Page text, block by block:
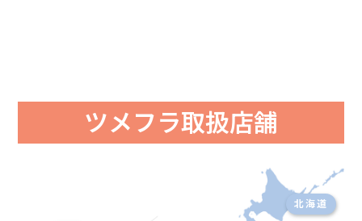
ツメフラ取扱店舗
北海道